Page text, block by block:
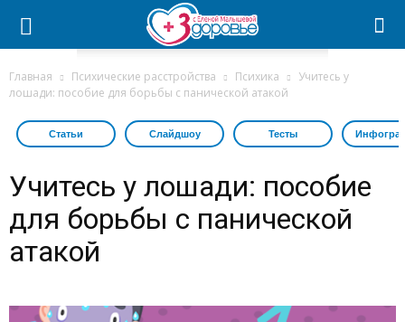
Главная Психические расстройства Психика
Учитесь у
лошади: пособие для борьбы с панической атакой
Статьи Слайдшоу Тесты
Учитесь у лошади: пособие
для борьбы с панической
атакой